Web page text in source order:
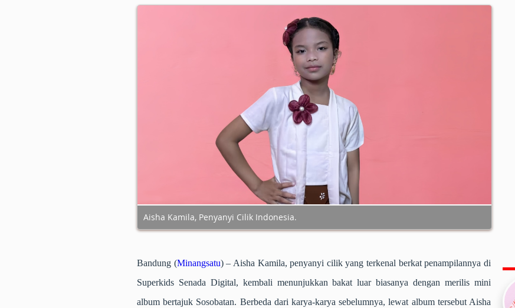
Aisha Kamila, Penyanyi Cilik Indonesia.
Bandung (Minangsatu)– Aisha Kamila, penyanyi cilik yang terkenal berkat penampilannya di
Superkids Senada Digital, kembali menunjukkan bakat luar biasanya dengan merilis mini
album bertajuk Sosobatan. Berbeda dari karya-karya sebelumnya, lewat album tersebut Aisha